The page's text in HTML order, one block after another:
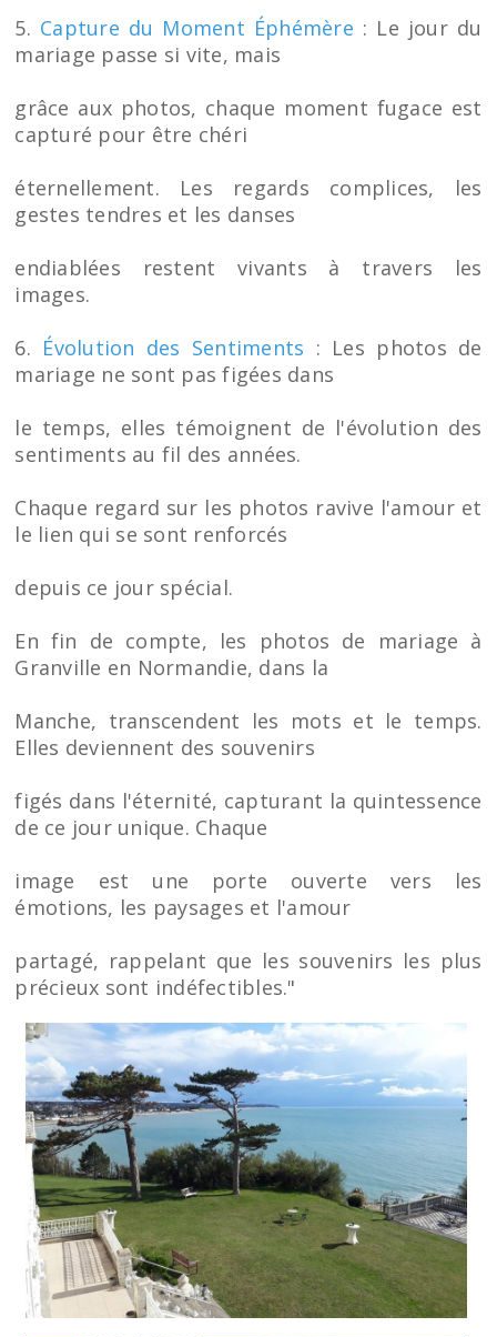
5. Capture du Moment Éphémère : Le jour du
mariage passe si vite, mais
grâce aux photos, chaque moment fugace est
capturé pour être chéri
éternellement. Les regards complices, les
gestes tendres et les danses
endiablées restent vivants à travers les
images.
6. Évolution des Sentiments : Les photos de
mariage ne sont pas figées dans
le temps, elles témoignent de l'évolution des
sentiments au fil des années.
Chaque regard sur les photos ravive l'amour et
le lien qui se sont renforcés
depuis ce jour spécial.
En fin de compte, les photos de mariage à
Granville en Normandie, dans la
Manche, transcendent les mots et le temps.
Elles deviennent des souvenirs
figés dans l'éternité, capturant la quintessence
de ce jour unique. Chaque
image est une porte ouverte vers les
émotions, les paysages et l'amour
partagé, rappelant que les souvenirs les plus
précieux sont indéfectibles."